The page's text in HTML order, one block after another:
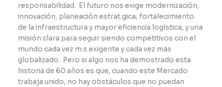
responsabilidad. El futuro nos exige modernización,
innovación, planeación estrat.gica, fortalecimiento
de la infraestructura y mayor eficiencia logística, y una
misión clara para seguir siendo competitivos con el
mundo cada vez m.s exigente y cada vez más
globalizado. Pero si algo nos ha demostrado esta
historia de 60 años es que, cuando este Mercado
trabaja unido, no hay obstáculos que no puedan